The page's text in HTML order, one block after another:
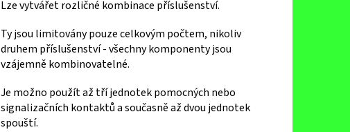
Lze vytvářet rozličné kombinace příslušenství.
Ty jsou limitovány pouze celkovým počtem, nikoliv
druhem příslušenství - všechny komponenty jsou
vzájemně kombinovatelné.
Je možno použít až tří jednotek pomocných nebo
signalizačních kontaktů a současně až dvou jednotek
spouští.